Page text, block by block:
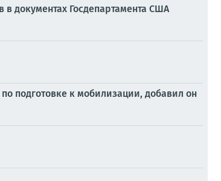
в документах Госдепартамента США
подготовке к мобилизации, добавил он